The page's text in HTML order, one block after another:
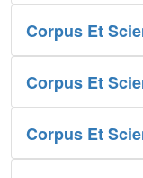
Corpus Et
Corpus Et
Corpus Et